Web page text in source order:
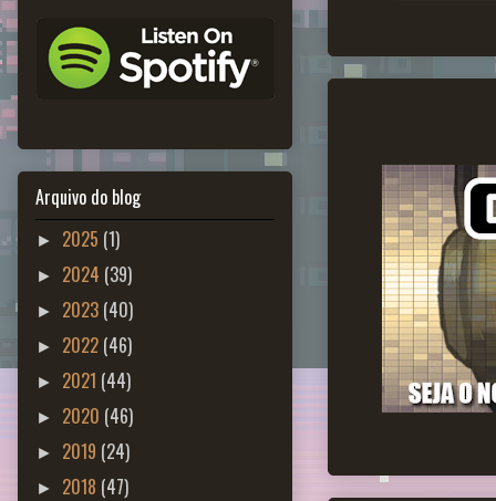
Arquivo do blog
► 2025 (1)
► 2024 (39)
► 2023 (40)
► 2022 (46)
► 2021 (44)
► 2020 (46)
► 2019 (24)
► 2018 (47)